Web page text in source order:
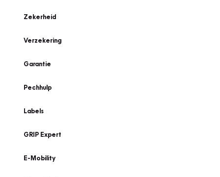
Zekerheid
Verzekering
Garantie
Pechhulp
Labels
GRIP Expert
E-Mobility